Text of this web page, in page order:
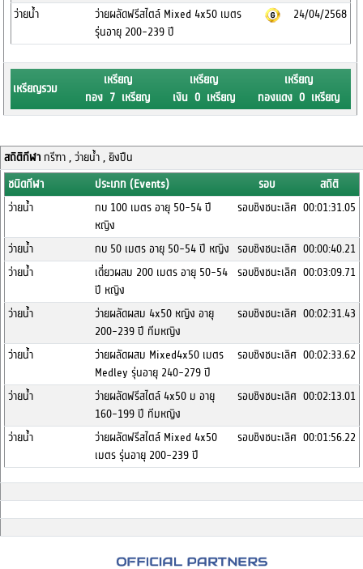
ว่ายน้ำ
ว่ายผลัดฟรีสไตล์ Mixed 4x50 เมตร
รุ่นอายุ 200-239 ปี
24/04/2568
เหรียญรวม
เหรียญ
ทอง 7 เหรียญ
เหรียญ
เงิน 0 เหรียญ
เหรียญ
ทองแดง 0 เหรียญ
สถิติกีฬากรีฑา , ว่ายน้ำ , ยิงปืน
ชนิดกีฬา
ประเภท (Events) รอบ
สถิติ
ว่ายน้ำ
กบ 100 เมตร อายุ 50-54 ปี
หญิง
รอบชิงชนะเลิศ 00:01:31.05
ว่ายน้ำ กบ 50 เมตร อายุ 50-54 ปี หญิง รอบชิงชนะเลิศ 00:00:40.21
ว่ายน้ำ
เดี่ยวผสม 200 เมตร อายุ 50-54
ปี หญิง
รอบชิงชนะเลิศ 00:03:09.71
ว่ายน้ำ
ว่ายผลัดผสม 4x50 หญิง อายุ
200-239 ปี ทีมหญิง
รอบชิงชนะเลิศ 00:02:31.43
ว่ายน้ำ
ว่ายผลัดผสม Mixed4x50 เมตร
Medley รุ่นอายุ 240-279 ปี
รอบชิงชนะเลิศ 00:02:33.62
ว่ายน้ำ
ว่ายผลัดฟรีสไตล์ 4x50 ม อายุ
160-199 ปี ทีมหญิง
รอบชิงชนะเลิศ 00:02:13.01
ว่ายน้ำ
ว่ายผลัดฟรีสไตล์ Mixed 4x50
เมตร รุ่นอายุ 200-239 ปี
รอบชิงชนะเลิศ 00:01:56.22